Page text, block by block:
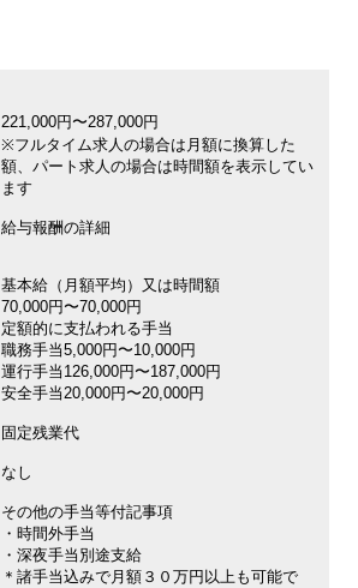
221,000円〜287,000円
※フルタイム求人の場合は月額に換算した
額、パート求人の場合は時間額を表示してい
ます
給与報酬の詳細
基本給（月額平均）又は時間額
70,000円〜70,000円
定額的に支払われる手当
職務手当5,000円〜10,000円
運行手当126,000円〜187,000円
安全手当20,000円〜20,000円
固定残業代
なし
その他の手当等付記事項
・時間外手当
・深夜手当別途支給
＊諸手当込みで月額３０万円以上も可能で